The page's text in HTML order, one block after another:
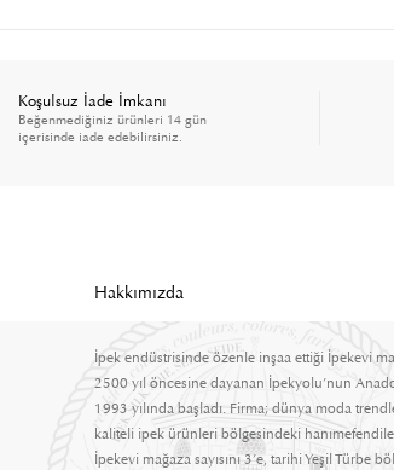
Koşulsuz İade İmkanı
Beğenmediğiniz ürünleri 14 gün
içerisinde iade edebilirsiniz.
Hakkımızda
İpek endüstrisinde özenle inşaa ettiği İpekevi
2500 yıl öncesine dayanan İpekyolu’nun
1993 yılında başladı. Firma; dünya moda
kaliteli ipek ürünleri bölgesindeki
İpekevi mağaza sayısını 3’e, tarihi Yeşil Türbe